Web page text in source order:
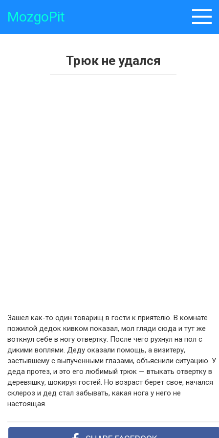
MozgoPit
Трюк не удался
Зашел как-то один товарищ в гости к приятелю. В комнате
пожилой дедок кивком показал, мол гляди сюда и тут же
воткнул себе в ногу отвертку. После чего рухнул на пол с
дикими воплями. Деду оказали помощь, а визитеру,
застывшему с выпученными глазами, объяснили ситуацию. У
деда протез, и это его любимый трюк — втыкать отвертку в
деревяшку, шокируя гостей. Но возраст берет свое, начался
склероз и дед стал забывать, какая нога у него не
настоящая.